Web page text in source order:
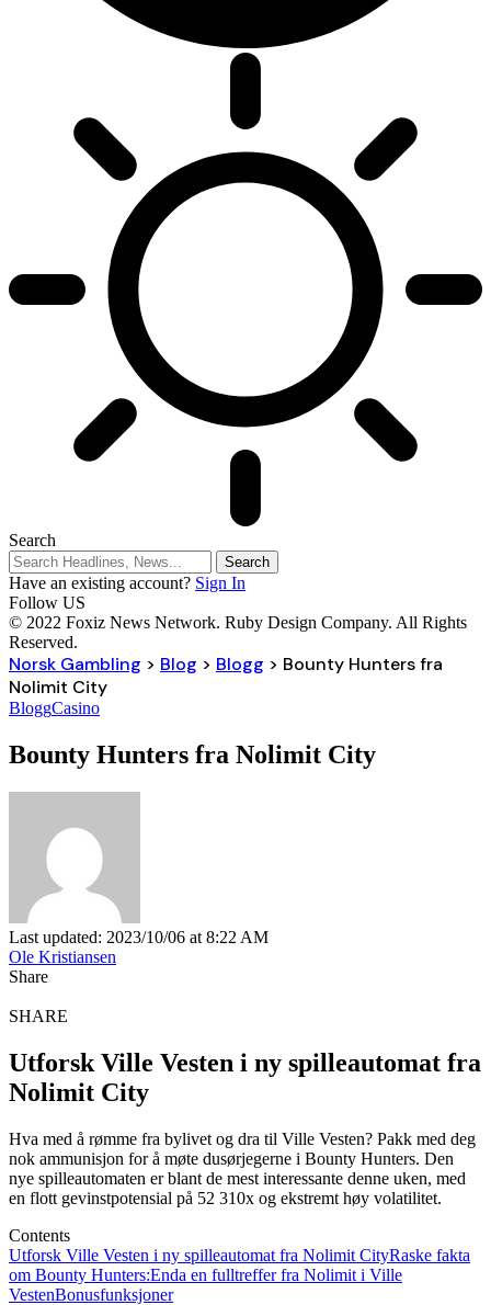
Search
Have an existing account? Sign In
Follow US
© 2022 Foxiz News Network. Ruby Design Company. All Rights
Reserved.
Norsk Gambling > Blog > Blogg > Bounty Hunters fra
Nolimit City
BloggCasino
Bounty Hunters fra Nolimit City
Last updated: 2023/10/06 at 8:22 AM
Ole Kristiansen
Share
SHARE
Utforsk Ville Vesten i ny spilleautomat fra
Nolimit City
Hva med å rømme fra bylivet og dra til Ville Vesten? Pakk med deg
nok ammunisjon for å møte dusørjegerne i Bounty Hunters. Den
nye spilleautomaten er blant de mest interessante denne uken, med
en flott gevinstpotensial på 52 310x og ekstremt høy volatilitet.
Contents
Utforsk Ville Vesten i ny spilleautomat fra Nolimit CityRaske fakta
om Bounty Hunters:Enda en fulltreffer fra Nolimit i Ville
VestenBonusfunksjoner